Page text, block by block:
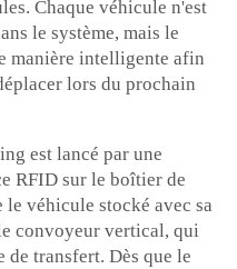
Chaque véhicule n'est
le système, mais le
manière intelligente afin
lors du prochain
est lancé par une
RFID sur le boîtier de
le véhicule stocké avec sa
convoyeur vertical, qui
de transfert. Dès que le